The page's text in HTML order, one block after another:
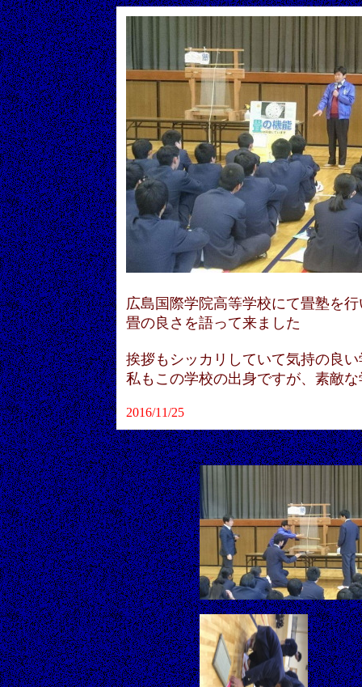
広島国際学院高等学校にて畳塾を
畳の良さを語って来ました
挨拶もシッカリしていて気持の良
私もこの学校の出身ですが、素敵
2016/11/25